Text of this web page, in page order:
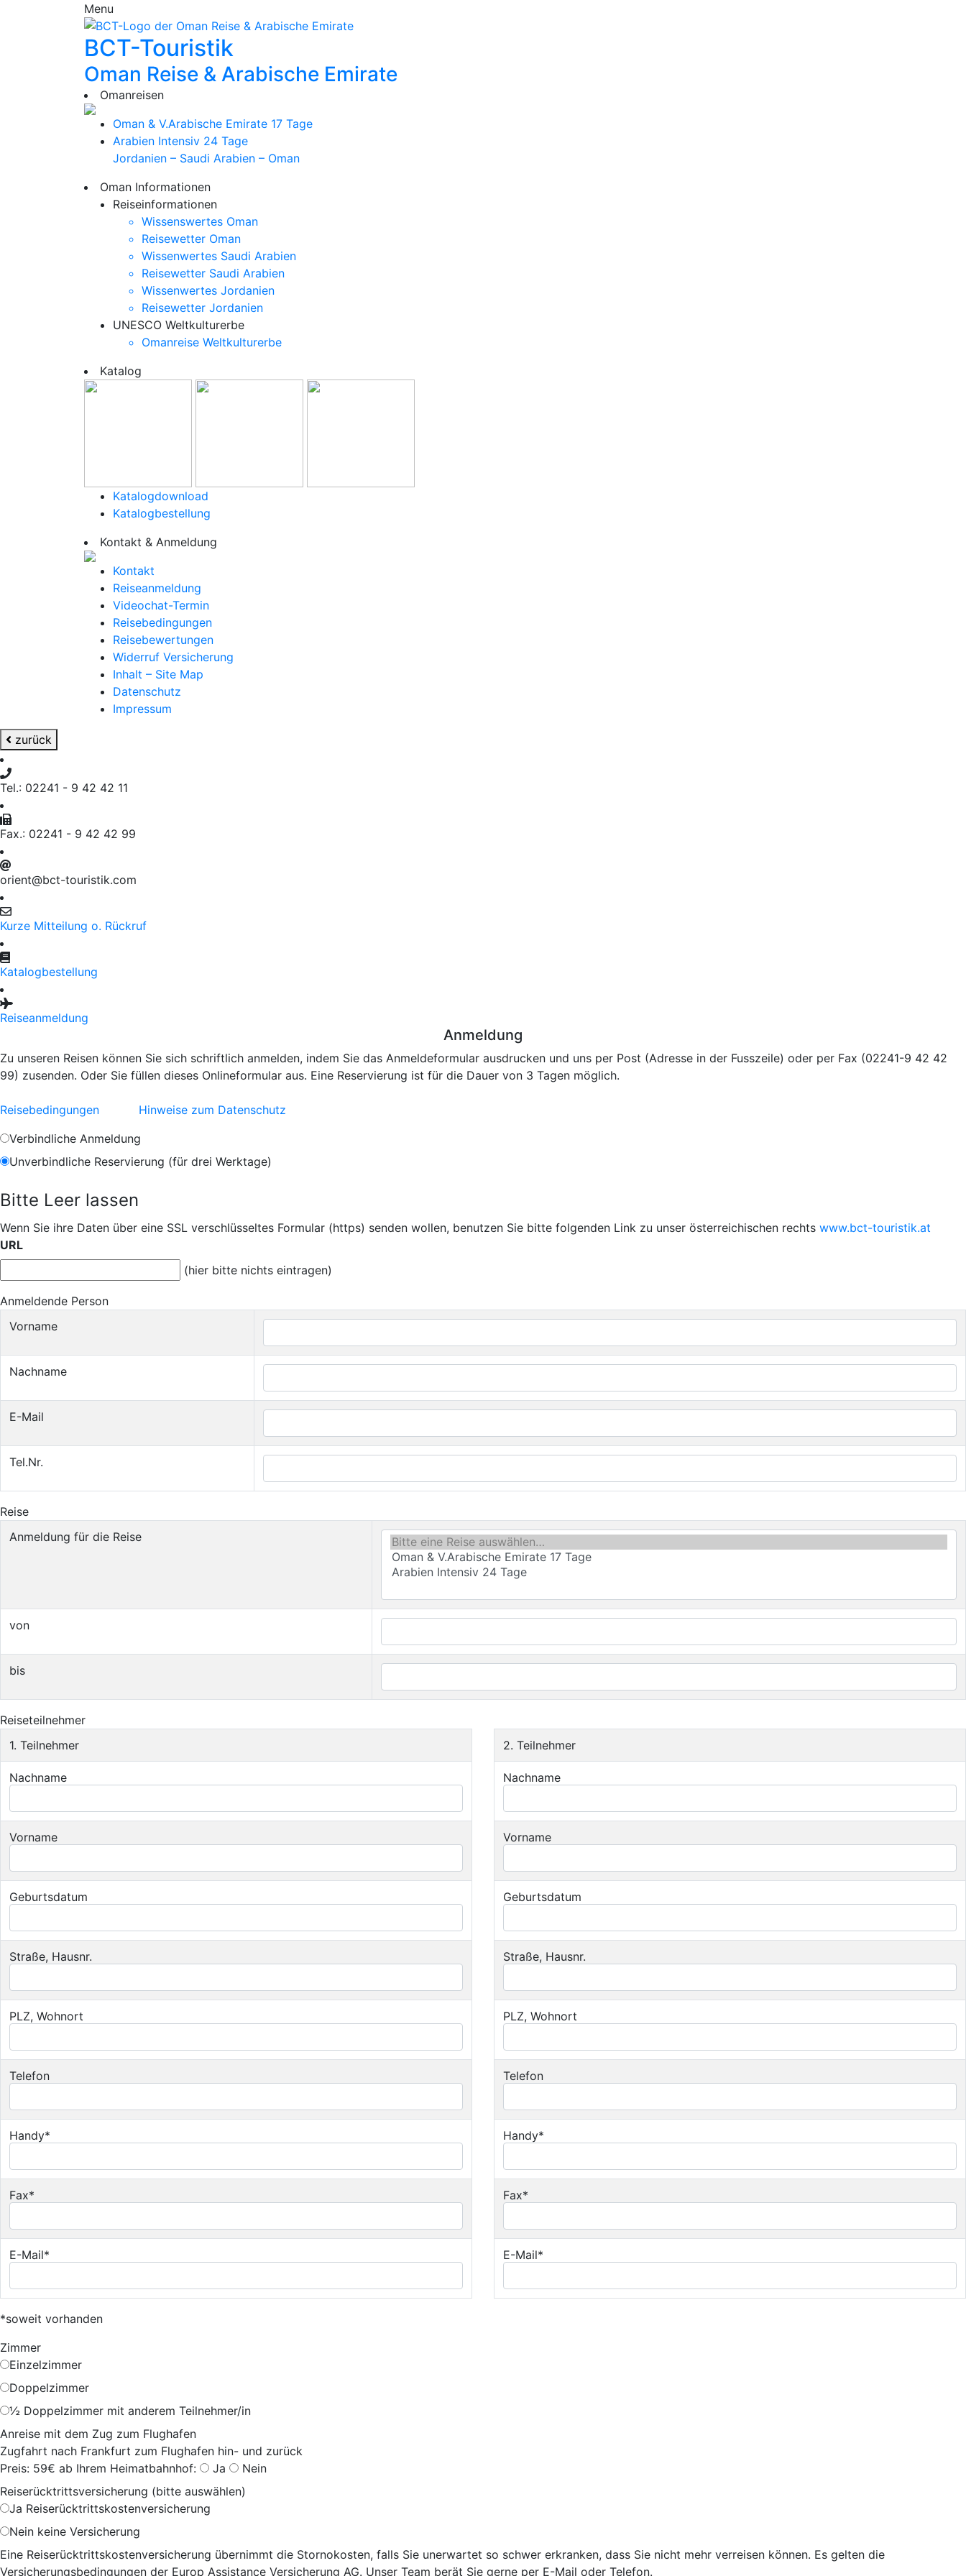
Menu
BCT-Touristik
Oman Reise & Arabische Emirate
Omanreisen
Oman & V.Arabische Emirate 17 Tage
Arabien Intensiv 24 Tage
Jordanien – Saudi Arabien – Oman
Oman Informationen
Reiseinformationen
Wissenswertes Oman
Reisewetter Oman
Wissenwertes Saudi Arabien
Reisewetter Saudi Arabien
Wissenwertes Jordanien
Reisewetter Jordanien
UNESCO Weltkulturerbe
Omanreise Weltkulturerbe
Katalog
Katalogdownload
Katalogbestellung
Kontakt & Anmeldung
Kontakt
Reiseanmeldung
Videochat-Termin
Reisebedingungen
Reisebewertungen
Widerruf Versicherung
Inhalt – Site Map
Datenschutz
Impressum
zurück
Tel.: 02241 - 9 42 42 11
Fax.: 02241 - 9 42 42 99
orient@bct-touristik.com
Kurze Mitteilung o. Rückruf
Katalogbestellung
Reiseanmeldung
Anmeldung
Zu unseren Reisen können Sie sich schriftlich anmelden, indem Sie das Anmeldeformular ausdrucken und uns per Post (Adresse in der Fusszeile) oder per Fax (02241-9 42 42
99) zusenden. Oder Sie füllen dieses Onlineformular aus. Eine Reservierung ist für die Dauer von 3 Tagen möglich.
Reisebedingungen
Hinweise zum Datenschutz
Verbindliche Anmeldung
Unverbindliche Reservierung (für drei Werktage)
Wenn Sie ihre Daten über eine SSL verschlüsseltes Formular (https) senden wollen, benutzen Sie bitte folgenden Link zu unser österreichischen rechts www.bct-touristik.at
Bitte Leer lassen
URL
(hier bitte nichts eintragen)
Anmeldende Person
Vorname
Nachname
E-Mail
Tel.Nr.
Reise
Anmeldung für die Reise
von
bis
Reiseteilnehmer
1. Teilnehmer
Nachname
Vorname
Geburtsdatum
Straße, Hausnr.
PLZ, Wohnort
Telefon
Handy*
Fax*
E-Mail*
2. Teilnehmer
Nachname
Vorname
Geburtsdatum
Straße, Hausnr.
PLZ, Wohnort
Telefon
Handy*
Fax*
E-Mail*
*soweit vorhanden
Zimmer
Einzelzimmer
Doppelzimmer
½ Doppelzimmer mit anderem Teilnehmer/in
Anreise mit dem Zug zum Flughafen
Zugfahrt nach Frankfurt zum Flughafen hin- und zurück
Preis: 59€ ab Ihrem Heimatbahnhof:
Ja
Nein
Reiserücktrittsversicherung (bitte auswählen)
Ja Reiserücktrittskostenversicherung
Nein keine Versicherung
Eine Reiserücktrittskostenversicherung übernimmt die Stornokosten, falls Sie unerwartet so schwer erkranken, dass Sie nicht mehr verreisen können. Es gelten die
Versicherungsbedingungen der Europ Assistance Versicherung AG. Unser Team berät Sie gerne per E-Mail oder Telefon.